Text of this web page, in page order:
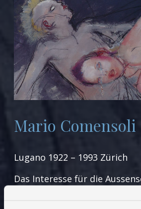
Mario Comensoli
Lugano 1922 – 1993 Zürich
Das Interesse für die